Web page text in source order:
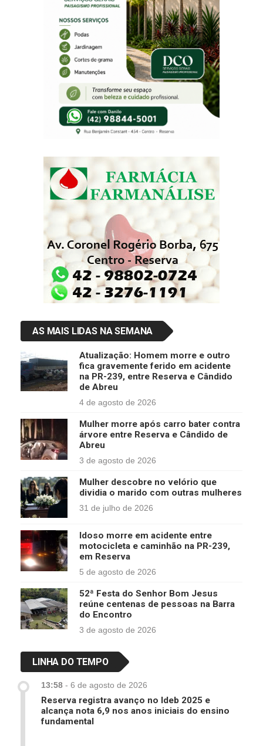
AS MAIS LIDAS NA SEMANA
Atualização: Homem morre e outro
fica gravemente ferido em acidente
na PR-239, entre Reserva e Cândido
de Abreu
4 de agosto de 2026
Mulher morre após carro bater contra
árvore entre Reserva e Cândido de
Abreu
3 de agosto de 2026
Mulher descobre no velório que
dividia o marido com outras mulheres
31 de julho de 2026
Idoso morre em acidente entre
motocicleta e caminhão na PR-239,
em Reserva
5 de agosto de 2026
52ª Festa do Senhor Bom Jesus
reúne centenas de pessoas na Barra
do Encontro
3 de agosto de 2026
LINHA DO TEMPO
13:58 - 6 de agosto de 2026
Reserva registra avanço no Ideb 2025 e
alcança nota 6,9 nos anos iniciais do ensino
fundamental